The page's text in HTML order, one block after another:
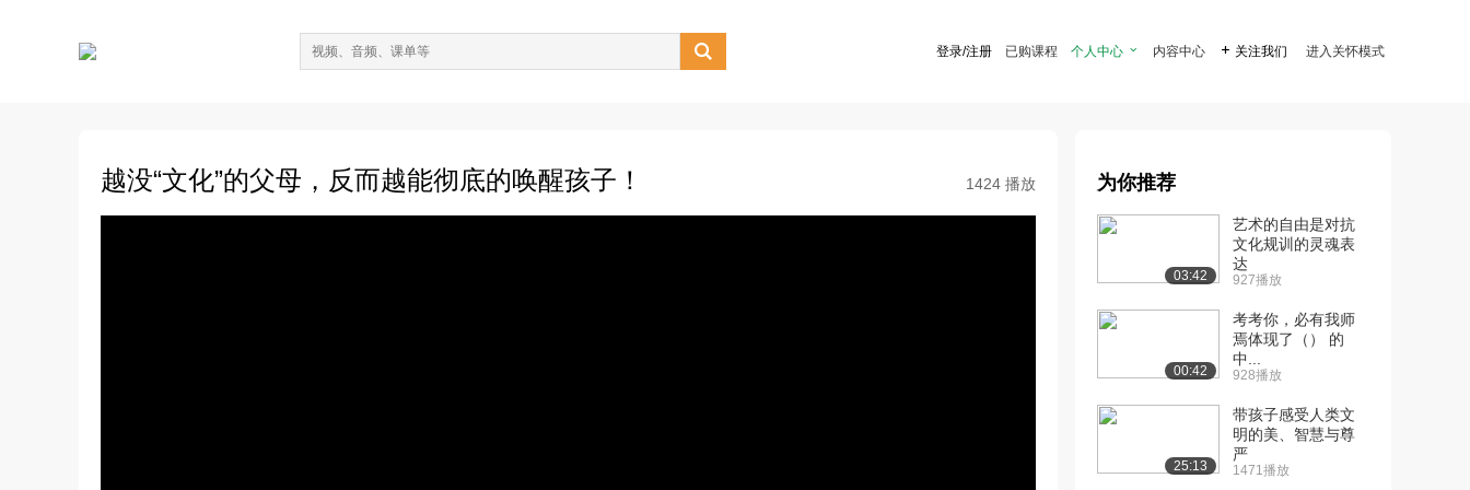
 登录/注册 已购课程 个人中心  内容中心  关注我们 进入关怀模式
越没“文化”的父母，反而越能彻底的唤醒孩子！ 1424 播放 为你推荐
03:42
艺术的自由是对抗
文化规训的灵魂表
达
927播放
00:42
考考你，必有我师
焉体现了（） 的
中...
928播放
25:13
带孩子感受人类文
明的美、智慧与尊
严
1471播放